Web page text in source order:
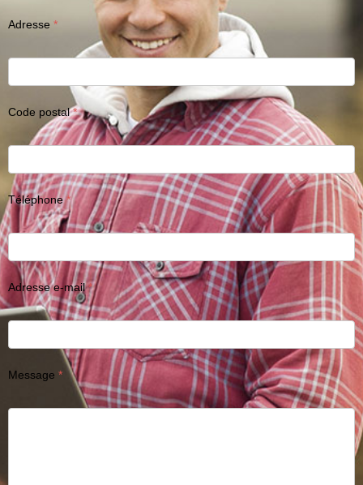
Adresse
Code postal
Téléphone
Adresse e-mail
Message